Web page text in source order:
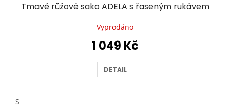
Tmavě růžové sako ADELA s řaseným rukávem
Vyprodáno
1 049 Kč
DETAIL
S